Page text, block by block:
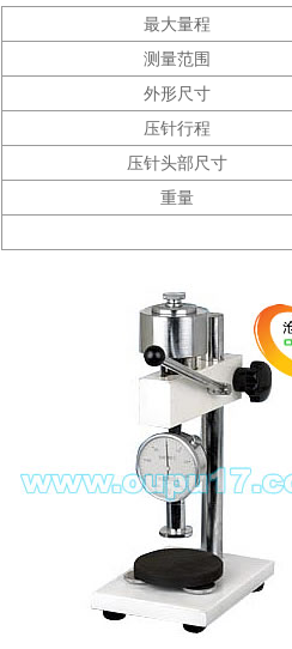
最大量程
测量范围
外形尺寸
压针行程
压针头部尺寸
重量